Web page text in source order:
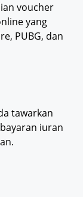
voucher
yang
PUBG, dan
tawarkan
iuran